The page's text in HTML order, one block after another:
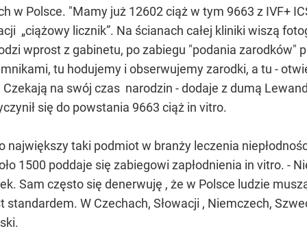
w Polsce. "Mamy już 12602 ciąż w tym 9663 z IVF+
„ciążowy licznik”. Na ścianach całej kliniki wiszą
wprost z gabinetu, po zabiegu "podania zarodków"
tu hodujemy i obserwujemy zarodki, a tu -
na swój czas narodzin - dodaje z dumą
się do powstania 9663 ciąż in vitro.
największy taki podmiot w branży leczenia
1500 poddaje się zabiegowi zapłodnienia in vitro. -
Sam często się denerwuję , że w Polsce ludzie
W Czechach, Słowacji , Niemczech,